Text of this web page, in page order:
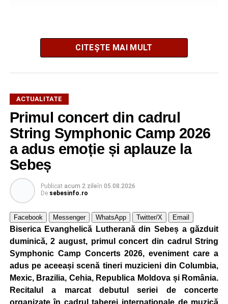
După două ediții organizate în Parcul Arini, competiția se
mută într-un nou decor, oferind participanților ocazia de a
concura într-un cadru natural deosebit. Evenimentul este
destinat copiilor și adolescenților cu vârste cuprinse între
5 și 18 ani, iar participarea este gratuită.
Organizatorii au pregătit trasee adaptate fiecărei categorii
de vârstă, astfel încât competiția să fie accesibilă atât
celor aflați la început de drum, cât și celor cu experiență în
mountain bike. La finalul întrecerii, cei mai bine clasați
concurenți vor fi recompensați cu premii în bani și premii
oferite de partenerii evenimentului.
Înaintea zilei de concurs, participanții își vor putea ridica
CITEȘTE MAI MULT
ACTUALITATE
Primul concert din cadrul
String Symphonic Camp 2026
a adus emoție și aplauze la
Sebeș
Publicat acum 2 zileîn 05.08.2026
De sebesinfo.ro
Facebook Messenger WhatsApp Twitter/X Email
Biserica Evanghelică Lutherană din Sebeș a găzduit
duminică, 2 august, primul concert din cadrul String
Symphonic Camp Concerts 2026, eveniment care a
adus pe aceeași scenă tineri muzicieni din Columbia,
Mexic, Brazilia, Cehia, Republica Moldova și România.
Recitalul a marcat debutul seriei de concerte
organizate în cadrul taberei internaționale de muzică